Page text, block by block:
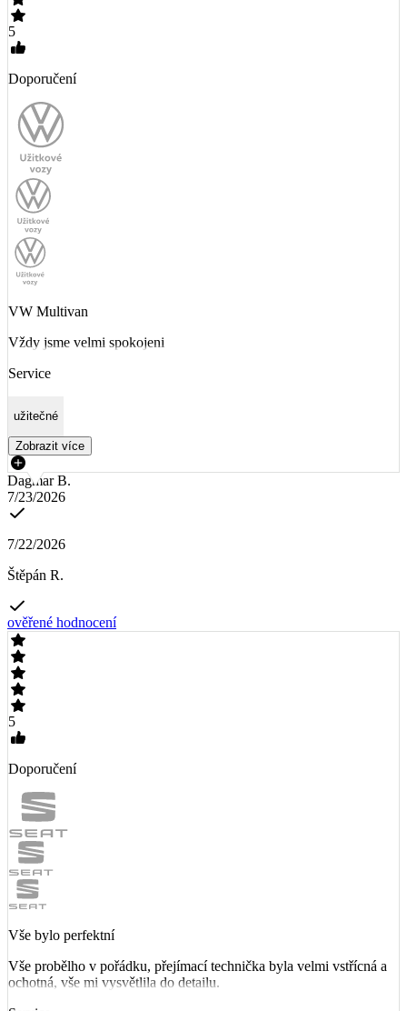
5
Doporučení
VW Multivan
Vždy jsme velmi spokojeni
Service
užitečné
Zobrazit více
Dagmar B.
7/23/2026
7/22/2026
Štěpán R.
ověřené hodnocení
5
Doporučení
Vše bylo perfektní
Vše probělho v pořádku, přejímací technička byla velmi vstřícná a
ochotná, vše mi vysvětlila do detailu.